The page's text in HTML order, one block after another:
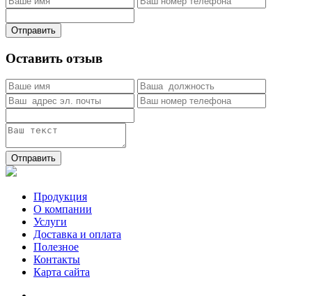
Отправить
Оставить отзыв
Отправить
Продукция
О компании
Услуги
Доставка и оплата
Полезное
Контакты
Карта сайта